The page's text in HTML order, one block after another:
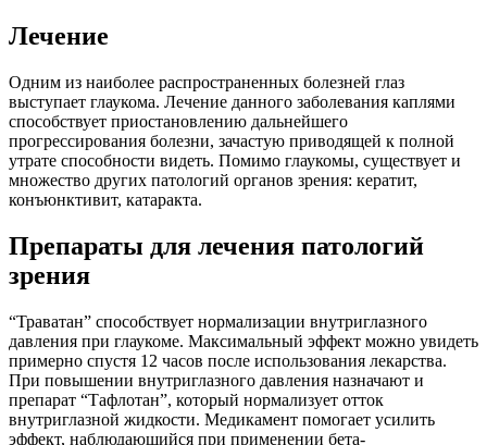
Лечение
Одним из наиболее распространенных болезней глаз
выступает глаукома. Лечение данного заболевания каплями
способствует приостановлению дальнейшего
прогрессирования болезни, зачастую приводящей к полной
утрате способности видеть. Помимо глаукомы, существует и
множество других патологий органов зрения: кератит,
конъюнктивит, катаракта.
Препараты для лечения патологий
зрения
“Траватан” способствует нормализации внутриглазного
давления при глаукоме. Максимальный эффект можно увидеть
примерно спустя 12 часов после использования лекарства.
При повышении внутриглазного давления назначают и
препарат “Тафлотан”, который нормализует отток
внутриглазной жидкости. Медикамент помогает усилить
эффект, наблюдающийся при применении бета-